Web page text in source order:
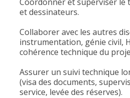
et dessinateurs.
Collaborer avec les autres
instrumentation, génie civil,
cohérence technique du
Assurer un suivi technique
(visa des documents,
service, levée des réserves).